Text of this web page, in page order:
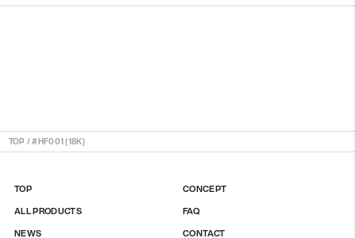
TOP /#HF001 (18K)
TOP
ALL PRODUCTS
NEWS
CONCEPT
FAQ
CONTACT